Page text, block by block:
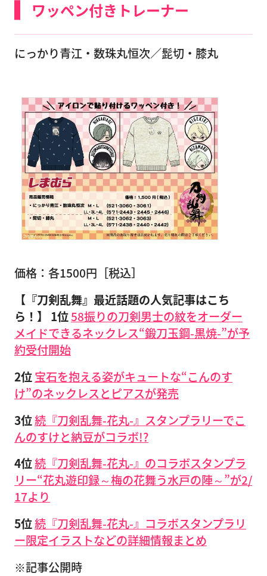
ワッペン付きトレーナー
にっかり青江・数珠丸恒次／髭切・膝丸
価格：各1500円［税込］
【『刀剣乱舞』最近話題の人気記事はこち
ら！】 1位58振りの刀剣男士の紋をオーダー
メイドできるネックレス“鍛刀玉鋼-黒焼-”が予
約受付開始
2位宝石を抱える姿がキュートな“こんのす
け”のネックレスとピアスが発売
3位続『刀剣乱舞-花丸-』スタンプラリーでこ
んのすけと納豆がコラボ!?
4位続『刀剣乱舞-花丸-』のコラボスタンプラ
リー“花丸遊印録～梅の花舞う水戸の陣～”が2/
17より
5位続『刀剣乱舞-花丸-』コラボスタンプラリ
ー限定イラストなどの詳細情報まとめ
※記事公開時